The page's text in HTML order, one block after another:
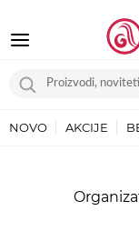
NOVO AKCIJE